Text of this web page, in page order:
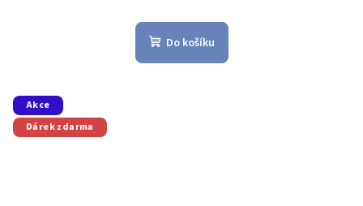
Do košíku
Akce
Dárek zdarma